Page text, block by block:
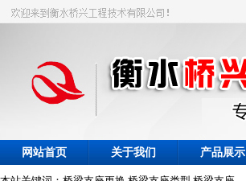
网站首页 关于我们 产品展示